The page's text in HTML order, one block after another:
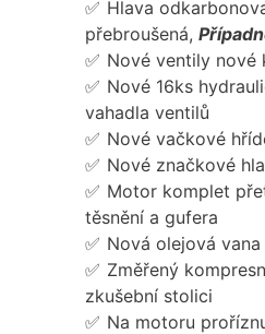
Hlava
přebroušená,
Nové ventily nové
Nové 16ks
vahadla ventilů
Nové vačkové
Nové značkové
Motor komplet
těsnění a gufera
Nová olejová vana
Změřený
zkušební stolici
Na motoru